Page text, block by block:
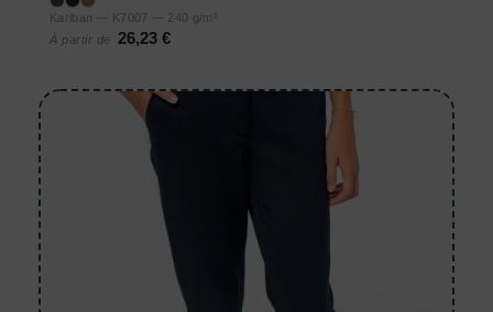
Kariban — K7007 — 240 g/m²
À partir de
26,23 €